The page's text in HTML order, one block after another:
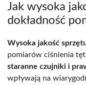
Jak wysoka
dokładność
Wysoka jakość
pomiarów ciśnienia
staranne czujniki i
wpływają na